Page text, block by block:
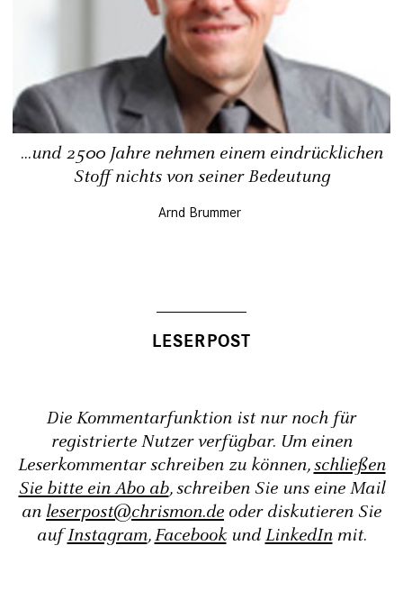
...und 2500 Jahre nehmen einem eindrücklichen
Stoff nichts von seiner Bedeutung
Arnd Brummer
Die Kommentarfunktion ist nur noch für
registrierte Nutzer verfügbar. Um einen
Leserkommentar schreiben zu können,schließen
Sie bitte ein Abo ab, schreiben Sie uns eine Mail
an leserpost@chrismon.de oder diskutieren Sie
aufInstagram,FacebookundLinkedInmit.